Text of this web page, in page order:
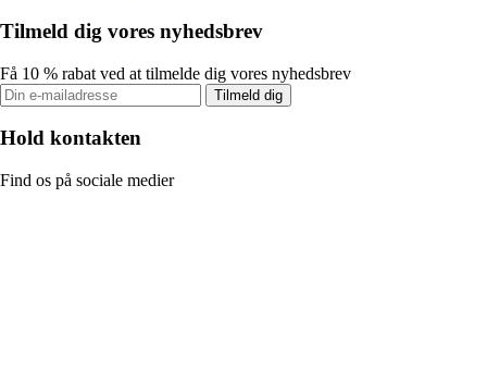
Tilmeld dig vores nyhedsbrev
Få 10 % rabat ved at tilmelde dig vores nyhedsbrev
Tilmeld dig
Hold kontakten
Find os på sociale medier